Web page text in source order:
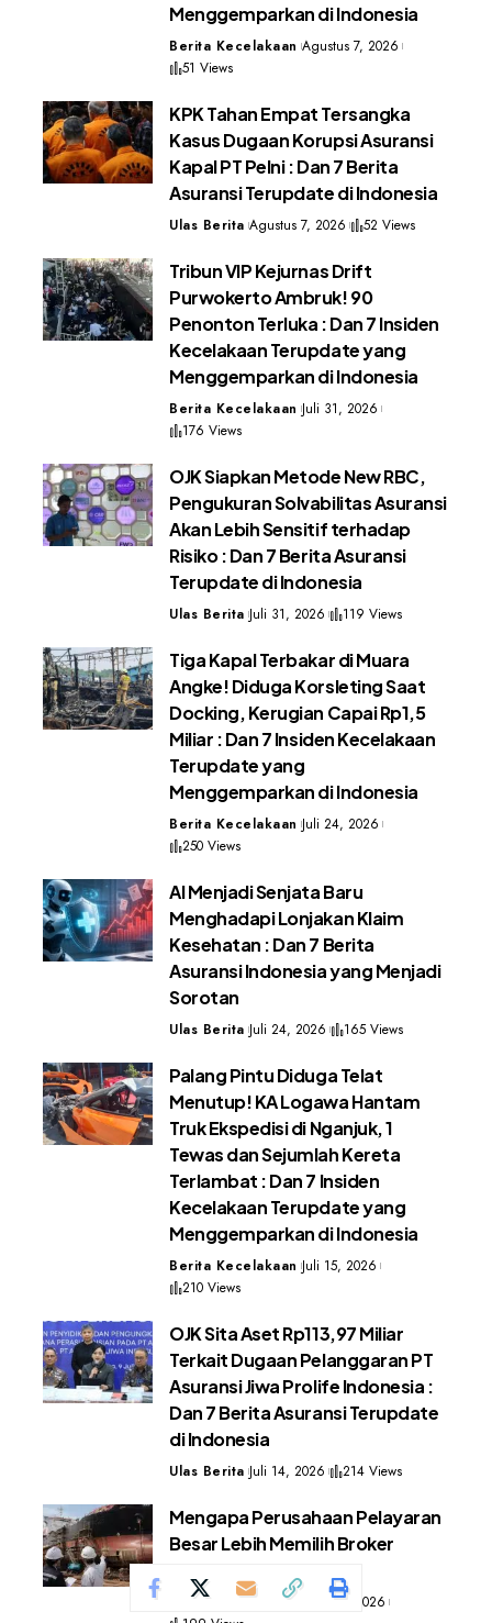
Menggemparkan di Indonesia
Berita Kecelakaan Agustus 7, 2026
51 Views
KPK Tahan Empat Tersangka
Kasus Dugaan Korupsi Asuransi
Kapal PT Pelni : Dan 7 Berita
Asuransi Terupdate di Indonesia
Ulas Berita Agustus 7, 2026 52 Views
Tribun VIP Kejurnas Drift
Purwokerto Ambruk! 90
Penonton Terluka : Dan 7 Insiden
Kecelakaan Terupdate yang
Menggemparkan di Indonesia
Berita Kecelakaan Juli 31, 2026
176 Views
OJK Siapkan Metode New RBC,
Pengukuran Solvabilitas Asuransi
Akan Lebih Sensitif terhadap
Risiko : Dan 7 Berita Asuransi
Terupdate di Indonesia
Ulas Berita Juli 31, 2026 119 Views
Tiga Kapal Terbakar di Muara
Angke! Diduga Korsleting Saat
Docking, Kerugian Capai Rp1,5
Miliar : Dan 7 Insiden Kecelakaan
Terupdate yang
Menggemparkan di Indonesia
Berita Kecelakaan Juli 24, 2026
250 Views
AI Menjadi Senjata Baru
Menghadapi Lonjakan Klaim
Kesehatan : Dan 7 Berita
Asuransi Indonesia yang Menjadi
Sorotan
Ulas Berita Juli 24, 2026 165 Views
Palang Pintu Diduga Telat
Menutup! KA Logawa Hantam
Truk Ekspedisi di Nganjuk, 1
Tewas dan Sejumlah Kereta
Terlambat : Dan 7 Insiden
Kecelakaan Terupdate yang
Menggemparkan di Indonesia
Berita Kecelakaan Juli 15, 2026
210 Views
OJK Sita Aset Rp113,97 Miliar
Terkait Dugaan Pelanggaran PT
Asuransi Jiwa Prolife Indonesia :
Dan 7 Berita Asuransi Terupdate
di Indonesia
Ulas Berita Juli 14, 2026 214 Views
Mengapa Perusahaan Pelayaran
Besar Lebih Memilih Broker
Asuransi Marine Hull
Juli 9, 2026